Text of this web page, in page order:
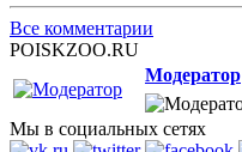
Все комментарии
POISKZOO.RU
Модератор
Мы в социальных сетях